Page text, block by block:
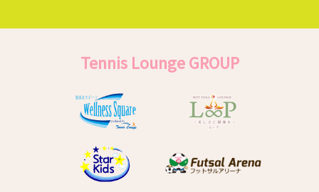
Tennis Lounge GROUP